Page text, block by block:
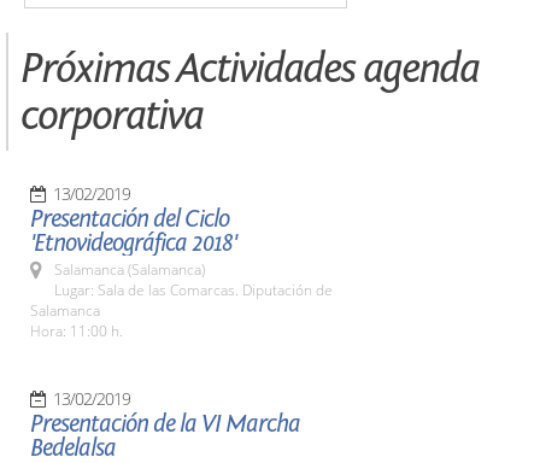
Próximas Actividades agenda
corporativa
13/02/2019
Presentación del Ciclo
'Etnovideográfica 2018'
Salamanca (Salamanca)
Lugar: Sala de las Comarcas. Diputación de
Salamanca
Hora: 11:00 h.
13/02/2019
Presentación de la VI Marcha
Bedelalsa